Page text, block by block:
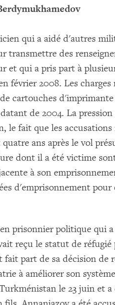
qui a aidé d'autres
transmettre des
et qui a pris part à
février 2008. Les
cartouches
de 2004. La pression
le fait que les
ans après le vol
dont il a été victime
à son
d'emprisonnement pour
prisonnier politique qui
reçu le statut de
part de sa décision de
à améliorer son
le 23 juin et a